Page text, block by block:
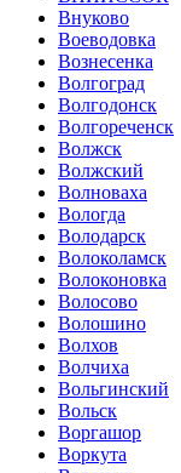
Внуково
Воеводовка
Вознесенка
Волгоград
Волгодонск
Волгореченск
Волжск
Волжский
Волноваха
Вологда
Володарск
Волоколамск
Волоконовка
Волосово
Волошино
Волхов
Волчиха
Вольгинский
Вольск
Воргашор
Воркута